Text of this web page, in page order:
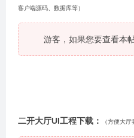
客户端源码、数据库等）
游客，如果您要查看本
二开大厅UI工程下载： （方便大厅